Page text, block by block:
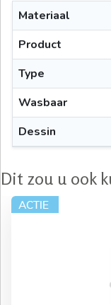
Materiaal
Product
Type
Wasbaar
Dessin
Dit zou u ook